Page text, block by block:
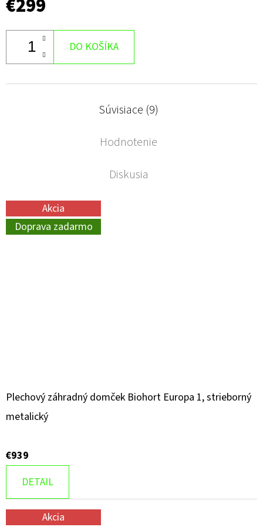
€299
DO KOŠÍKA
Súvisiace (9)
Hodnotenie
Diskusia
Akcia
Doprava zadarmo
Plechový záhradný domček Biohort Europa 1, strieborný
metalický
€939
DETAIL
Akcia